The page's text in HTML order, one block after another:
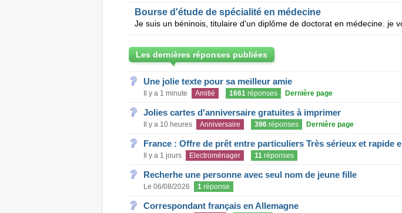
Bourse d'étude de spécialité en médecine
Les dernières réponses publiées
Une jolie texte pour sa meilleur amie
Il y a 1 minute Amitié 1661réponses Dernière page
Jolies cartes d'anniversaire gratuites à imprimer
Il y a 10 heures Anniversaire 396réponses Dernière page
France : Offre de prêt entre particuliers Très sérieux et rapide e
Il y a 1 jours Electroménager 11réponses
Recherhe une personne avec seul nom de jeune fille
Le 06/08/2026 1réponse
Correspondant français en Allemagne